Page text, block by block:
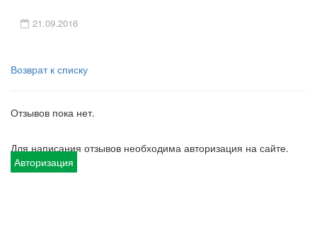
21.09.2016
Возврат к списку
Отзывов пока нет.
Для написания отзывов необходима авторизация на сайте.
Авторизация